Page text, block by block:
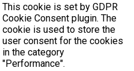
This cookie is set by GDPR
Cookie Consent plugin. The
cookie is used to store the
user consent for the cookies
in the category
"Performance".